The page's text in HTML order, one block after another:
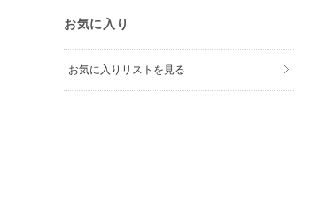
お気に入り
お気に入りリストを見る